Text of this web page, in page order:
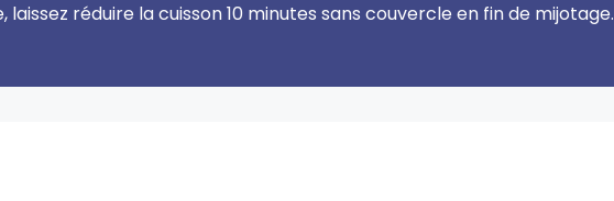
laissez réduire la cuisson 10 minutes sans couvercle en fin de mijotage.